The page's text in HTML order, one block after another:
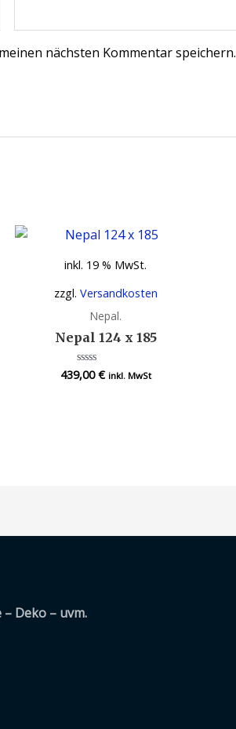
nächsten Kommentar speichern.
inkl. 19 % MwSt.
zzgl. Versandkosten
Nepal.
Nepal 124 x 185
Bewertet
mit
439,00€ inkl. MwSt
– Deko – uvm.